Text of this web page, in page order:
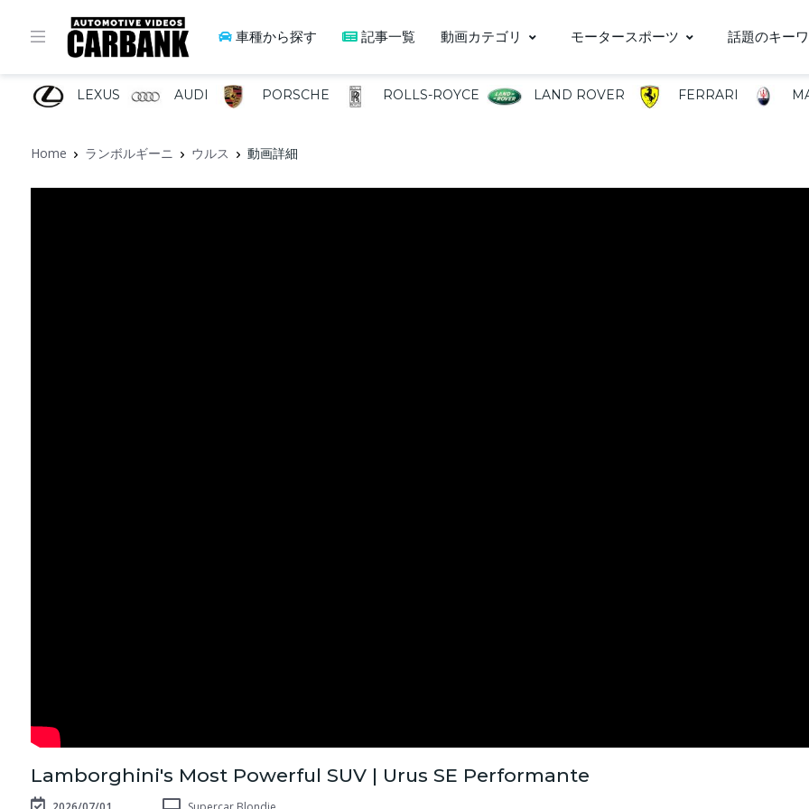
車種から探す 記事一覧 動画カテゴリ モータースポーツ 話題のキー
LEXUS AUDI PORSCHE ROLLS-ROYCE LAND ROVER FERRARI
Home ランボルギーニ ウルス 動画詳細
Lamborghini's Most Powerful SUV | Urus SE Performante